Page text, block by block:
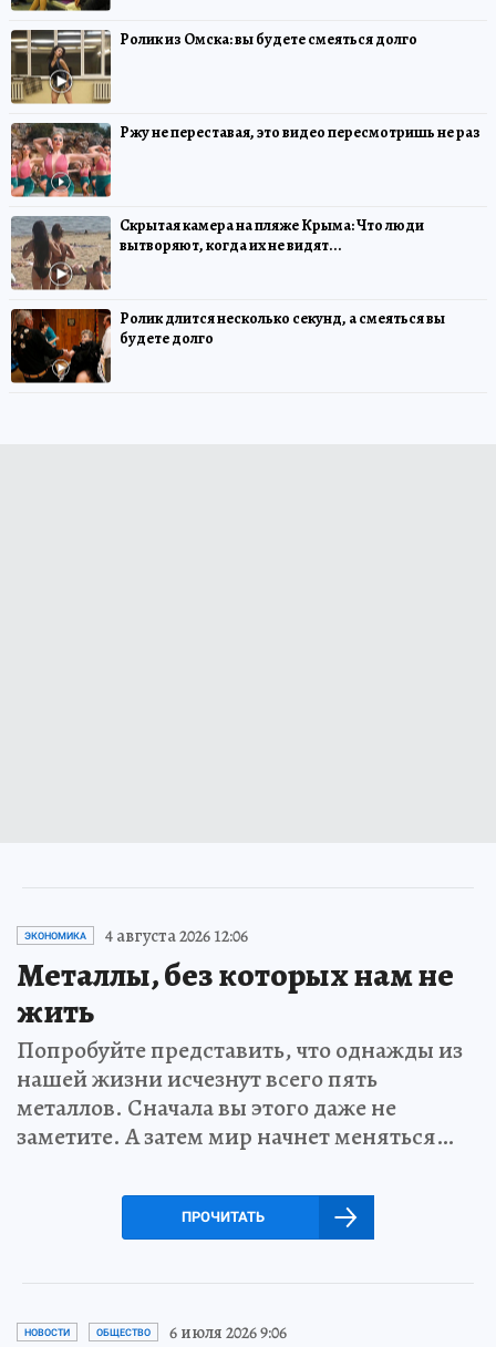
Ролик из Омска: вы будете смеяться долго
Ржу не переставая, это видео пересмотришь не раз
Скрытая камера на пляже Крыма: Что люди
вытворяют, когда их не видят...
Ролик длится несколько секунд, а смеяться вы
будете долго
ЭКОНОМИКА 4 августа 2026 12:06
Металлы, без которых нам не
жить
Попробуйте представить, что однажды из
нашей жизни исчезнут всего пять
металлов. Сначала вы этого даже не
заметите. А затем мир начнет меняться…
ПРОЧИТАТЬ
НОВОСТИ ОБЩЕСТВО 6 июля 2026 9:06